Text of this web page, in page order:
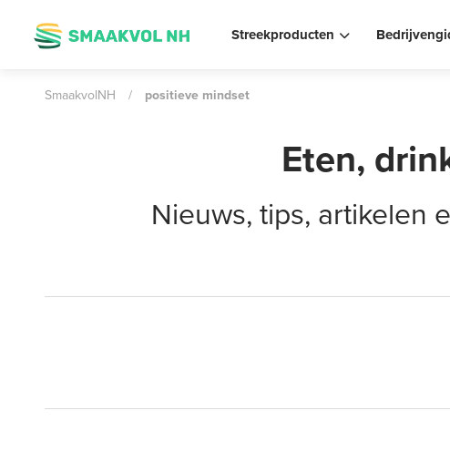
Streekproducten
SmaakvolNH / positieve mindset
Eten,
Nieuws, tips, artikelen